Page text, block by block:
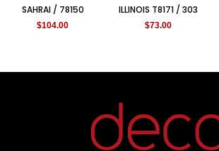
SAHRAI / 78150
$104.00
ILLINOIS T8171 / 303
$73.00